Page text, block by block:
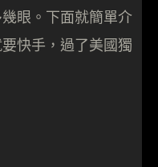
眼。下面就簡單介
快手，過了美國獨